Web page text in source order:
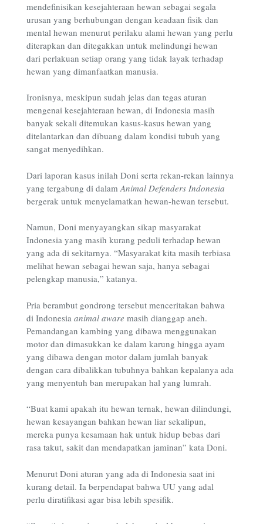
mendefinisikan kesejahteraan hewan sebagai segala
urusan yang berhubungan dengan keadaan fisik dan
mental hewan menurut perilaku alami hewan yang perlu
diterapkan dan ditegakkan untuk melindungi hewan
dari perlakuan setiap orang yang tidak layak terhadap
hewan yang dimanfaatkan manusia.
Ironisnya, meskipun sudah jelas dan tegas aturan
mengenai kesejahteraan hewan, di Indonesia masih
banyak sekali ditemukan kasus-kasus hewan yang
ditelantarkan dan dibuang dalam kondisi tubuh yang
sangat menyedihkan.
Dari laporan kasus inilah Doni serta rekan-rekan lainnya
yang tergabung di dalam Animal Defenders Indonesia
bergerak untuk menyelamatkan hewan-hewan tersebut.
Namun, Doni menyayangkan sikap masyarakat
Indonesia yang masih kurang peduli terhadap hewan
yang ada di sekitarnya. “Masyarakat kita masih terbiasa
melihat hewan sebagai hewan saja, hanya sebagai
pelengkap manusia,” katanya.
Pria berambut gondrong tersebut menceritakan bahwa
di Indonesia animal aware masih dianggap aneh.
Pemandangan kambing yang dibawa menggunakan
motor dan dimasukkan ke dalam karung hingga ayam
yang dibawa dengan motor dalam jumlah banyak
dengan cara dibalikkan tubuhnya bahkan kepalanya ada
yang menyentuh ban merupakan hal yang lumrah.
“Buat kami apakah itu hewan ternak, hewan dilindungi,
hewan kesayangan bahkan hewan liar sekalipun,
mereka punya kesamaan hak untuk hidup bebas dari
rasa takut, sakit dan mendapatkan jaminan” kata Doni.
Menurut Doni aturan yang ada di Indonesia saat ini
kurang detail. Ia berpendapat bahwa UU yang adal
perlu diratifikasi agar bisa lebih spesifik.